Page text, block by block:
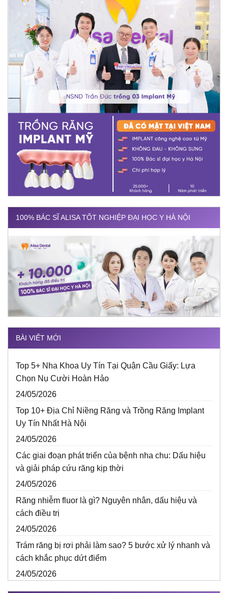
100% BÁC SĨ ALISA TỐT NGHIỆP ĐẠI HỌC Y HÀ NỘI
BÀI VIẾT MỚI
Top 5+ Nha Khoa Uy Tín Tại Quận Cầu Giấy: Lựa
Chọn Nụ Cười Hoàn Hảo
24/05/2026
Top 10+ Địa Chỉ Niềng Răng và Trồng Răng Implant
Uy Tín Nhất Hà Nội
24/05/2026
Các giai đoạn phát triển của bệnh nha chu: Dấu hiệu
và giải pháp cứu răng kịp thời
24/05/2026
Răng nhiễm fluor là gì? Nguyên nhân, dấu hiệu và
cách điều trị
24/05/2026
Trám răng bị rơi phải làm sao? 5 bước xử lý nhanh và
cách khắc phục dứt điểm
24/05/2026